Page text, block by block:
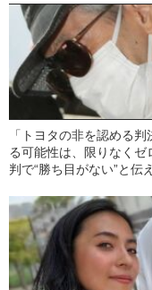
「トヨタの非を認める判
る可能性は、限りなくゼ
判で“勝ち目がない”と伝
幸三を説得できなかった
の葛藤」